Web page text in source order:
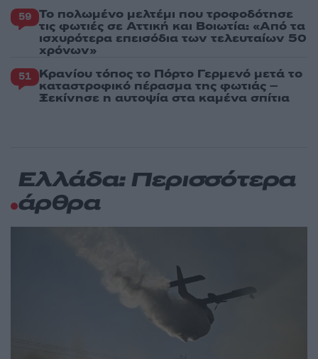
59 Το πολωμένο μελτέμι που τροφοδότησε
τις φωτιές σε Αττική και Βοιωτία: «Από τα
ισχυρότερα επεισόδια των τελευταίων 50
χρόνων»
51 Κρανίου τόπος το Πόρτο Γερμενό μετά το
καταστροφικό πέρασμα της φωτιάς –
Ξεκίνησε η αυτοψία στα καμένα σπίτια
Ελλάδα: Περισσότερα
άρθρα